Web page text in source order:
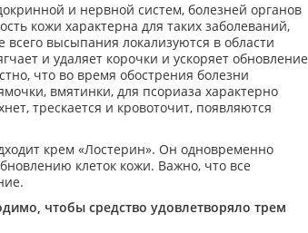
и нервной систем, болезней органов
кожи характерна для таких заболеваний,
всего высыпания локализуются в области
и удаляет корочки и ускоряет обновление
что во время обострения болезни
вмятинки, для псориаза характерно
трескается и кровоточит, появляются
крем «Лостерин». Он одновременно
клеток кожи. Важно, что все
чтобы средство удовлетворяло трем